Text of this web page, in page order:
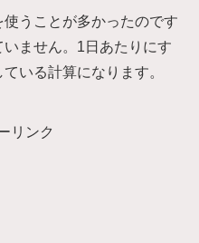
うことが多かったのです
ません。1日あたりにす
いる計算になります。
リンク